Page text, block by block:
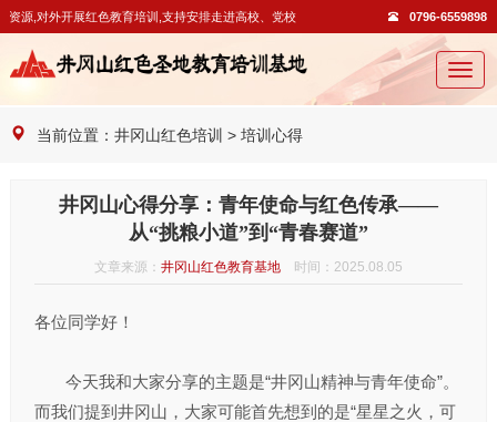
源,对外开展红色教育培训,支持安排走进高校、党校开展教学活动。 0796-6559898
切
换
当前位置： 井冈山红色培训 > 培训心得
井冈山心得分享：青年使命与红色传承——
从“挑粮小道”到“青春赛道”
文章来源： 井冈山红色教育基地 时间：2025.08.05
各位同学好！
今天我和大家分享的主题是“井冈山精神与青年使命”。
而我们提到井冈山，大家可能首先想到的是“星星之火，可